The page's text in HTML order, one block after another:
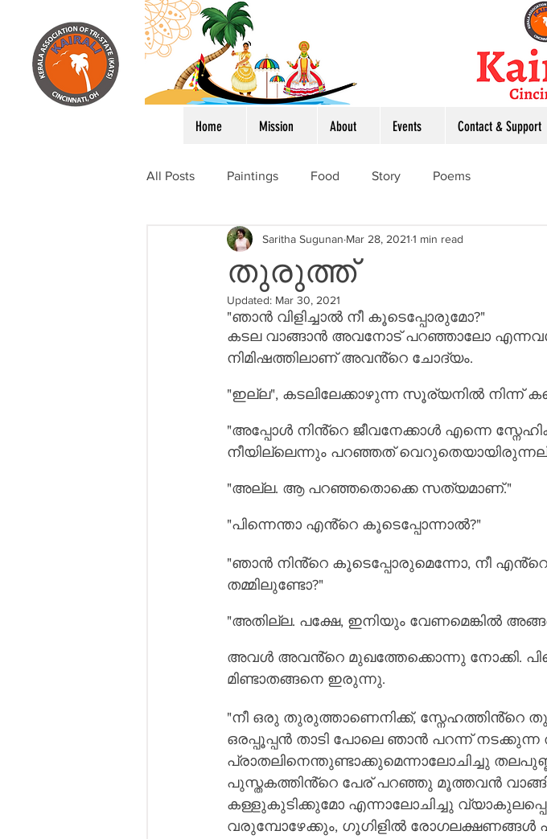
Home Mission About Events Contact & Support
All Posts Paintings Food Story Poems
തുരുത്ത്
Saritha Sugunan Mar 28, 2021 1 min read
Updated: Mar 30, 2021
"ഞാൻ വിളിച്ചാൽ നീ കൂടെപ്പോരുമോ?"
കടല വാങ്ങാൻ അവനോട് പറഞ്ഞാലോ
നിമിഷത്തിലാണ് അവൻ്റെ ചോദ്യം.
"ഇല്ല", കടലിലേക്കാഴുന്ന സൂര്യനിൽ നിന്ന്
"അപ്പോൾ നിൻ്റെ ജീവനേക്കാൾ എന്നെ
നീയില്ലെന്നും പറഞ്ഞത്
"അല്ല. ആ പറഞ്ഞതൊക്കെ സത്യമാണ്."
"പിന്നെന്താ എൻ്റെ കൂടെപ്പോന്നാൽ?"
"ഞാൻ നിൻ്റെ കൂടെപ്പോരുമെന്നോ, നീ
തമ്മിലുണ്ടോ?"
"അതില്ല. പക്ഷേ, ഇനിയും വേണമെങ്കിൽ
അവൾ അവൻ്റെ മുഖത്തേക്കൊന്നു നോക്കി.
മിണ്ടാതങ്ങനെ ഇരുന്നു.
"നീ ഒരു തുരുത്താണെനിക്ക്, സ്നേഹത്തിൻ്റെ
ഒരപ്പൂപ്പൻ താടി പോലെ ഞാൻ പറന്ന്
പ്രാതലിനെന്തുണ്ടാക്കുമെന്നാലോചിച്ചു
പുസ്തകത്തിൻ്റെ പേര് പറഞ്ഞു മൂത്തവൻ
കള്ളുകുടിക്കുമോ എന്നാലോചിച്ചു
വരുമ്പോഴേക്കും, ഗൂഗിളിൽ രോഗലക്ഷണങ്ങൾ